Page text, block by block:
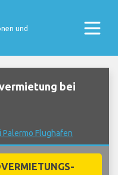
und
bei
Flughafen